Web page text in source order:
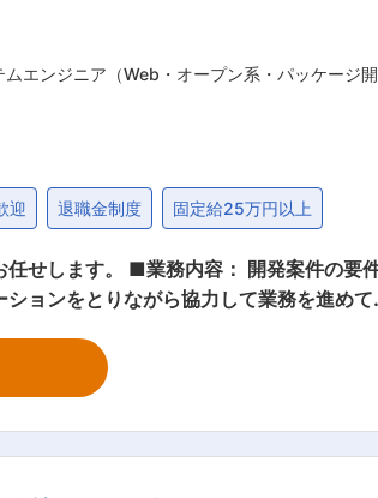
ムエンジニア（Web・オープン系・パッケージ開
迎 退職金制度 固定給25万円以上
開発案件の要件
ョンをとりながら協力して業務を進めて
道会社のシステム開発 ・IoT技術を使用し